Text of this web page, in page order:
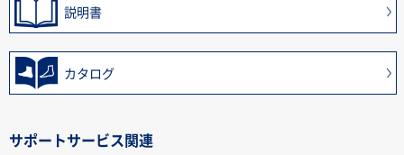
説明書
カタログ
サポートサービス関連